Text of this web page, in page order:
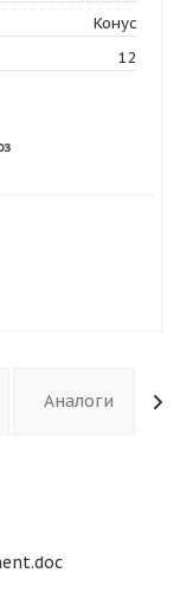
Конус
12
Аналоги